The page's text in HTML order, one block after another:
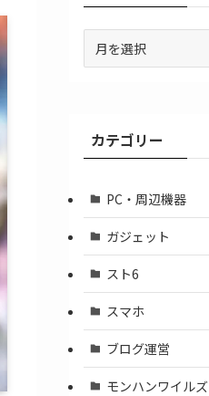
イ
ブ
カテゴリー
PC・周辺機器
ガジェット
スト6
スマホ
ブログ運営
モンハンワイルズ